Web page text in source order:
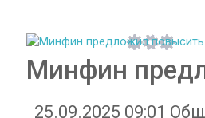
Минфин
25.09.2025 09:01